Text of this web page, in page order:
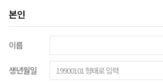
본인
이름
생년월일